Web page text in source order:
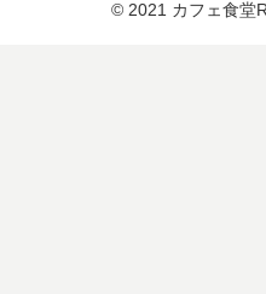
© 2021 カフェ食堂